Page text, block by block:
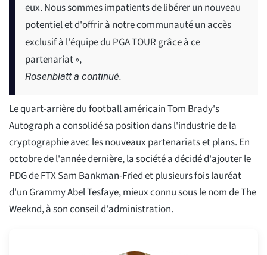
eux. Nous sommes impatients de libérer un nouveau
potentiel et d'offrir à notre communauté un accès
exclusif à l'équipe du PGA TOUR grâce à ce
partenariat »,
Rosenblatt a continué.
Le quart-arrière du football américain Tom Brady's
Autograph a consolidé sa position dans l'industrie de la
cryptographie avec les nouveaux partenariats et plans. En
octobre de l'année dernière, la société a décidé d'ajouter le
PDG de FTX Sam Bankman-Fried et plusieurs fois lauréat
d'un Grammy Abel Tesfaye, mieux connu sous le nom de The
Weeknd, à son conseil d'administration.